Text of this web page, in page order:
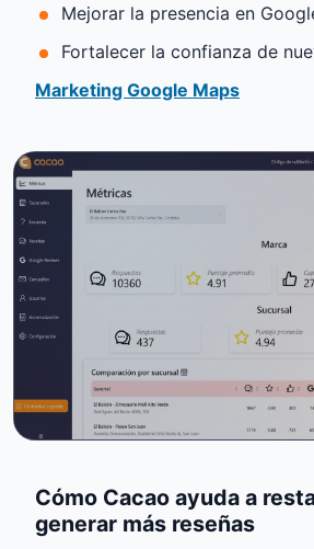
Mejorar la presencia en
Fortalecer la confianza de
Marketing Google Maps
Cómo Cacao ayuda a
generar más reseñas